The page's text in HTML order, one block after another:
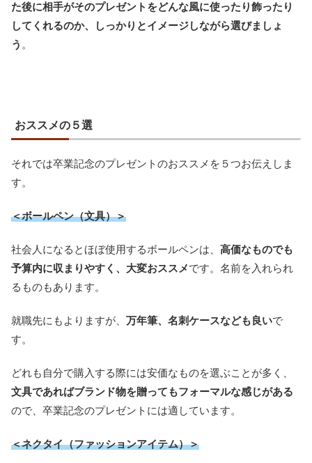
た後に相手がそのプレゼントをどんな風に使ったり飾ったり
してくれるのか、しっかりとイメージしながら選びましょ
う 。
おススメの５選
それでは卒業記念のプレゼントのおススメを５つお伝えしま
す。
＜ボールペン（文具）＞
社会人になるとほぼ使用するボールペンは、 高価なものでも
予算内に収まりやすく、大変おススメです。名前を入れられ
るものもあります。
就職先にもよりますが、 万年筆、名刺ケースなども良いで
す。
どれも自分で購入する際には安価なものを選ぶことが多く、
文具であればブランド物を贈ってもフォーマルな感じがある
ので、卒業記念のプレゼントには適しています。
＜ネクタイ（ファッションアイテム）＞